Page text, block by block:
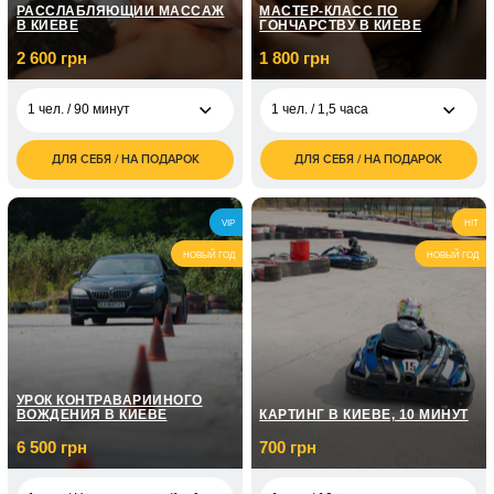
РАССЛАБЛЯЮЩИЙ МАССАЖ
В КИЕВЕ
2 600 грн
1 чел. / 90 минут
2 600
грн
2 чел. / 90 минут
5 200
грн
ДЛЯ СЕБЯ / НА ПОДАРОК
МАСТЕР-КЛАСС ПО
ГОНЧАРСТВУ В КИЕВЕ
1 800 грн
1 чел. / 1,5 часа
1 800
грн
2 чел. / 1,5 часа
2 500
грн
ДЛЯ СЕБЯ / НА ПОДАРОК
VIP
НОВЫЙ ГОД
УРОК КОНТРАВАРИЙНОГО
ВОЖДЕНИЯ В КИЕВЕ
6 500 грн
HIT
НОВЫЙ ГОД
КАРТИНГ В КИЕВЕ, 10 МИНУТ
700 грн